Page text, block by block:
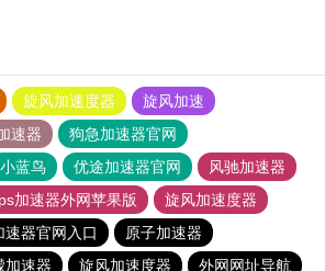
旋风加速度器
旋风加速
速器
狗急加速器官网
小蓝鸟 优途加速器官网
风驰加速器
加速器外网苹果版
旋风加速度器
速器官网入口
原子加速器
加速器 旋风加速度器
外网网址导航